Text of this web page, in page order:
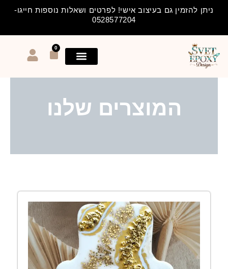
ניתן להזמין גם בעיצוב אישי! לפרטים ושאלות נוספות חייגו-
0528577204
0
עגלת
קניות
המוצרים שלנו